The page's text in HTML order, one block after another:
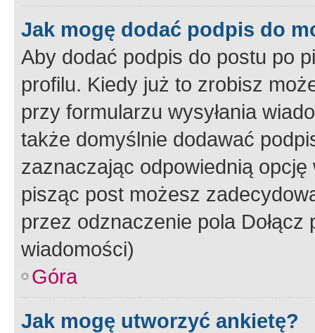
Jak mogę dodać podpis do
Aby dodać podpis do postu po
profilu. Kiedy już to zrobisz
przy formularzu wysyłania
także domyślnie dodawać
zaznaczając odpowiednią
pisząc post możesz
przez odznaczenie pola
wiadomości)
Góra
Jak mogę utworzyć ankietę?